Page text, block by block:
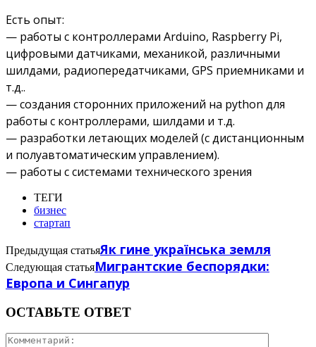
Есть опыт:
— работы с контроллерами Arduino, Raspberry Pi,
цифровыми датчиками, механикой, различными
шилдами, радиопередатчиками, GPS приемниками и
т.д..
— создания сторонних приложений на python для
работы с контроллерами, шилдами и т.д.
— разработки летающих моделей (с дистанционным
и полуавтоматическим управлением).
— работы с системами технического зрения
ТЕГИ
бизнес
стартап
Предыдущая статьяЯк гине українська земля
Следующая статьяМигрантские беспорядки:
Европа и Сингапур
ОСТАВЬТЕ ОТВЕТ